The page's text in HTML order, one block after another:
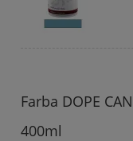
Farba DOPE
400ml